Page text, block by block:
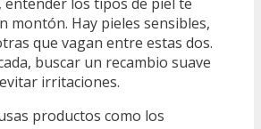
montón. Hay pieles sensibles,
que vagan entre estas dos.
buscar un recambio suave
irritaciones.
productos como los